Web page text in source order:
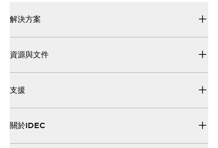
解決方案
資源與文件
支援
關於IDEC